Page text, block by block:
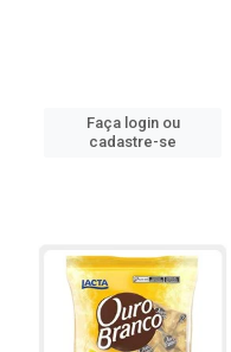
Faça login ou
cadastre-se